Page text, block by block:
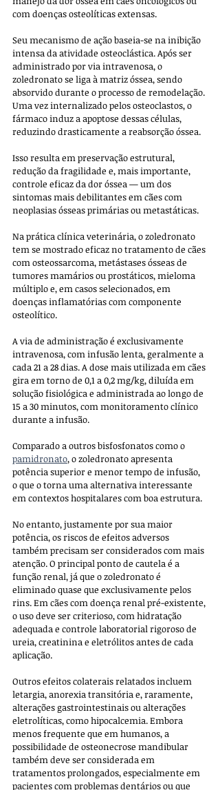
com doenças osteolíticas extensas.
Seu mecanismo de ação baseia-se na inibição
intensa da atividade osteoclástica. Após ser
administrado por via intravenosa, o
zoledronato se liga à matriz óssea, sendo
absorvido durante o processo de remodelação.
Uma vez internalizado pelos osteoclastos, o
fármaco induz a apoptose dessas células,
reduzindo drasticamente a reabsorção óssea.
Isso resulta em preservação estrutural,
redução da fragilidade e, mais importante,
controle eficaz da dor óssea — um dos
sintomas mais debilitantes em cães com
neoplasias ósseas primárias ou metastáticas.
Na prática clínica veterinária, o zoledronato
tem se mostrado eficaz no tratamento de cães
com osteossarcoma, metástases ósseas de
tumores mamários ou prostáticos, mieloma
múltiplo e, em casos selecionados, em
doenças inflamatórias com componente
osteolítico.
A via de administração é exclusivamente
intravenosa, com infusão lenta, geralmente a
cada 21 a 28 dias. A dose mais utilizada em cães
gira em torno de 0,1 a 0,2 mg/kg, diluída em
solução fisiológica e administrada ao longo de
15 a 30 minutos, com monitoramento clínico
durante a infusão.
Comparado a outros bisfosfonatos como o
pamidronato, o zoledronato apresenta
potência superior e menor tempo de infusão,
o que o torna uma alternativa interessante
em contextos hospitalares com boa estrutura.
No entanto, justamente por sua maior
potência, os riscos de efeitos adversos
também precisam ser considerados com mais
atenção. O principal ponto de cautela é a
função renal, já que o zoledronato é
eliminado quase que exclusivamente pelos
rins. Em cães com doença renal pré-existente,
o uso deve ser criterioso, com hidratação
adequada e controle laboratorial rigoroso de
ureia, creatinina e eletrólitos antes de cada
aplicação.
Outros efeitos colaterais relatados incluem
letargia, anorexia transitória e, raramente,
alterações gastrointestinais ou alterações
eletrolíticas, como hipocalcemia. Embora
menos frequente que em humanos, a
possibilidade de osteonecrose mandibular
também deve ser considerada em
tratamentos prolongados, especialmente em
pacientes com problemas dentários ou que